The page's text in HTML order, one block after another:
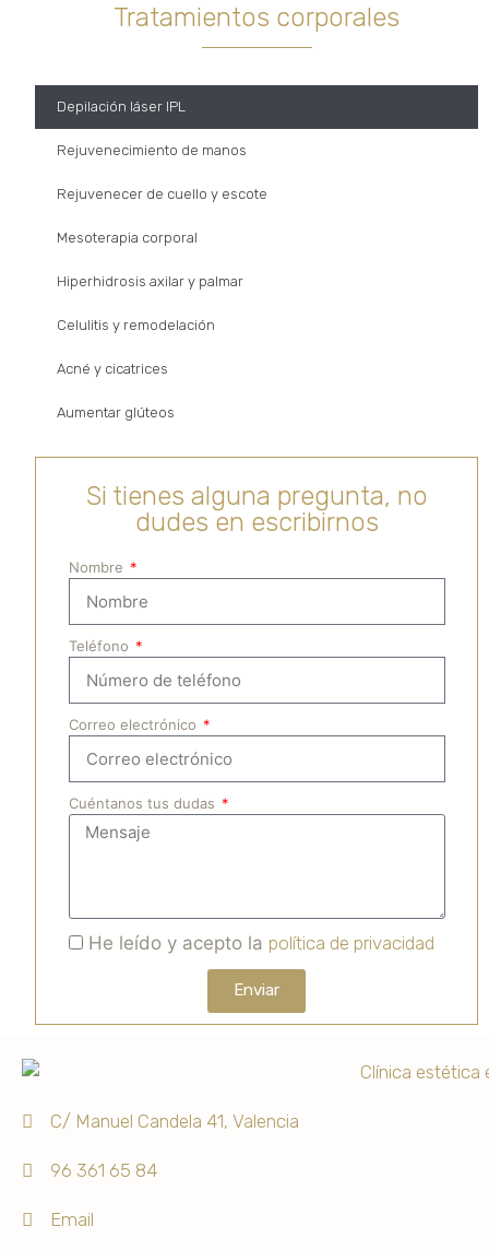
Tratamientos corporales
Depilación láser IPL
Rejuvenecimiento de manos
Rejuvenecer de cuello y escote
Mesoterapia corporal
Hiperhidrosis axilar y palmar
Celulitis y remodelación
Acné y cicatrices
Aumentar glúteos
Si tienes alguna pregunta, no
dudes en escribirnos
Nombre
Teléfono
Correo electrónico
Cuéntanos tus dudas
He leído y acepto la política de privacidad
Enviar
C/ Manuel Candela 41, Valencia
96 361 65 84
Email